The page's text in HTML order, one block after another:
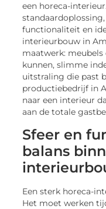
een horeca-
functionaliteit en
interieurbouw in
maatwerk:
kunnen, slimme
uitstraling die past
productiebedrijf in
naar een interieur
aan de totale
Sfeer en
balans
Een sterk horeca-
Het moet werken